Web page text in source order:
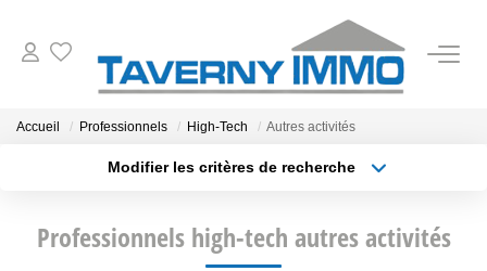
ESTIMATION
OUTILS
Accueil Professionnels High-Tech Autres activités
Modifier les critères de recherche
Type de bien
Professionnels high-tech autres activités